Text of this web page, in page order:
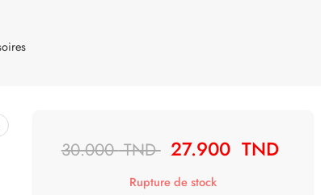
30.000TND 27.900 TND
Rupture de stock